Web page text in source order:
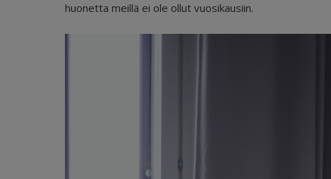
huonetta meillä ei ole ollut vuosikausiin.